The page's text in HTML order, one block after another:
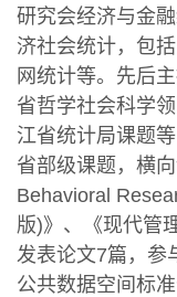
研究会经济与金
济社会统计，包
网统计等。先后
省哲学社会科学
江省统计局课题
省部级课题，横
Behavioral
版)》、《现代管
发表论文7篇，参
公共数据空间标